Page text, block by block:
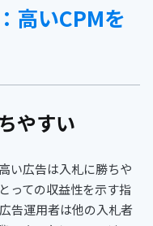
高いCPMを
やすい
い広告は入札に勝ちや
っての収益性を示す指
告運用者は他の入札者